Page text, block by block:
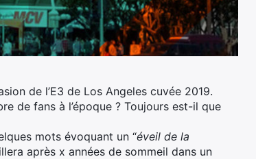
de l’E3 de Los Angeles cuvée 2019.
de fans à l’époque ? Toujours est-il que
mots évoquant un “éveil de la
après x années de sommeil dans un